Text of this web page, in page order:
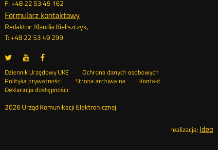
F: +48 22 53 49 162
Formularz kontaktowy
Redaktor: Klaudia Kieliszczyk,
T: +48 22 53 49 299
UKE
portalu
Twitter
Otwórz
nowym
oknie
UKE
portalu
Youtube
Otwórz
nowym
oknie
portalu
Facebook
nowym
oknie
Stopka
menu
Dziennik Urzędowy UKE Otwórz
Ochrona danych osobowych
Polityka prywatności
Otwórz
w
oknie
Strona archiwalna
Kontakt
Deklaracja dostępności
2026 Urząd Komunikacji Elektronicznej
realizacja: Ideo